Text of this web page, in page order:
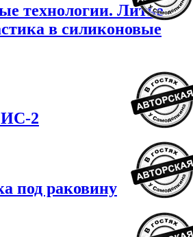
технологии. Литье
в силиконовые
ИС-2
под раковину